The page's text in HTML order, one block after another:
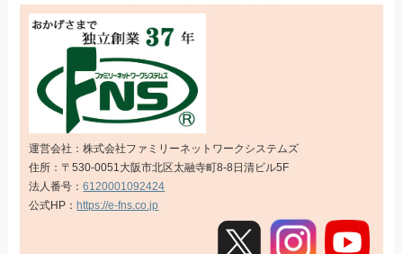
運営会社：株式会社ファミリーネットワークシステムズ
住所：〒530-0051大阪市北区太融寺町8-8日清ビル5F
法人番号：6120001092424
公式HP： https://e-fns.co.jp